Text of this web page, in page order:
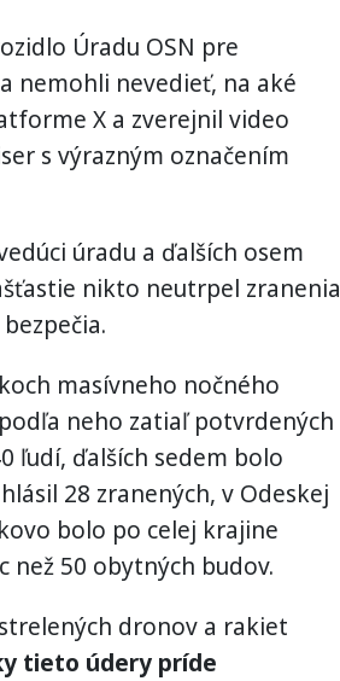
Úradu OSN pre
nemohli nevedieť, na aké
X a zverejnil video
s výrazným označením
úradu a ďalších osem
nikto neutrpel zranenia
masívneho nočného
neho zatiaľ potvrdených
ľudí, ďalších sedem bolo
28 zranených, v Odeskej
bolo po celej krajine
než 50 obytných budov.
dronov a rakiet
tieto údery príde